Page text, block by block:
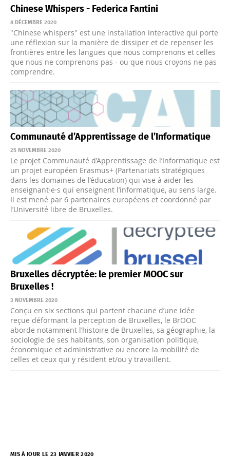
Chinese Whispers - Federica Fantini
8 DÉCEMBRE 2020
"Chinese whispers" est une installation interactive qui porte
une réflexion sur la manière de dissiper et de repenser les
frontières entre les langues que nous comprenons et celles
que nous ne comprenons pas - ou que nous croyons ne pas
comprendre.
Communauté d’Apprentissage de l’Informatique
25 NOVEMBRE 2020
Le projet Communauté d’Apprentissage de l’Informatique est
un projet européen Erasmus+ (Partenariats stratégiques
dans les domaines de l’éducation) qui vise à aider les
enseignant·e·s qui enseignent l’informatique, au sens large.
Il est mené par 6 partenaires européens et coordonné par
l’Université libre de Bruxelles.
Bruxelles décryptée: le premier MOOC sur
Bruxelles !
3 NOVEMBRE 2020
Conçu en six sections qui partent chacune d’une idée
reçue déformant la perception de Bruxelles, le BrOOC
aborde notamment l’histoire de Bruxelles, sa géographie, la
sociologie de ses habitants, son organisation politique,
économique et administrative ou encore la mobilité de
celles et ceux qui y résident et/ou y travaillent.
MIS À JOUR LE 23 JANVIER 2020